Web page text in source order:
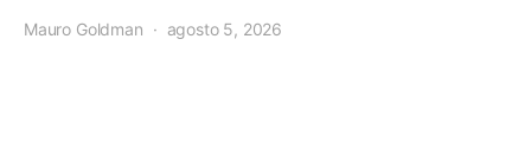
Mauro Goldman agosto 5, 2026